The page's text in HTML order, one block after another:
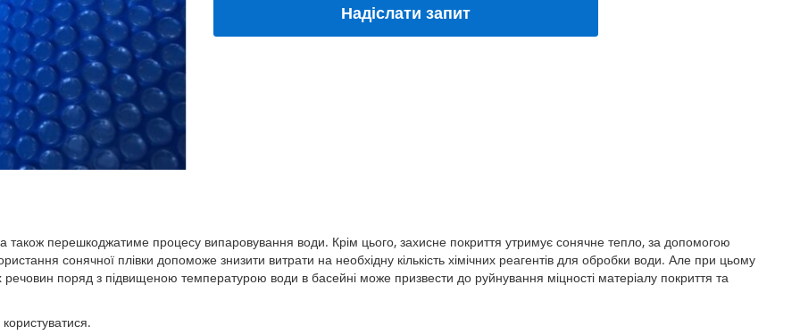
Надіслати запит
також перешкоджатиме процесу випаровування води. Крім цього, захисне покриття утримує сонячне тепло, за допомогою
сонячної плівки допоможе знизити витрати на необхідну кількість хімічних реагентів для обробки води. Але при цьому
речовин поряд з підвищеною температурою води в басейні може призвести до руйнування міцності матеріалу покриття та